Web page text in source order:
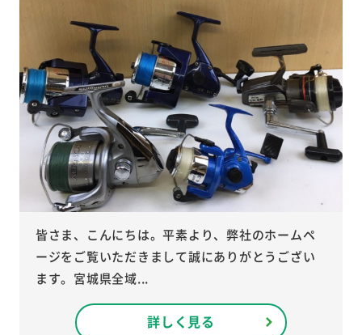
皆さま、こんにちは。平素より、弊社のホームペ
ージをご覧いただきまして誠にありがとうござい
ます。宮城県全域...
詳しく見る